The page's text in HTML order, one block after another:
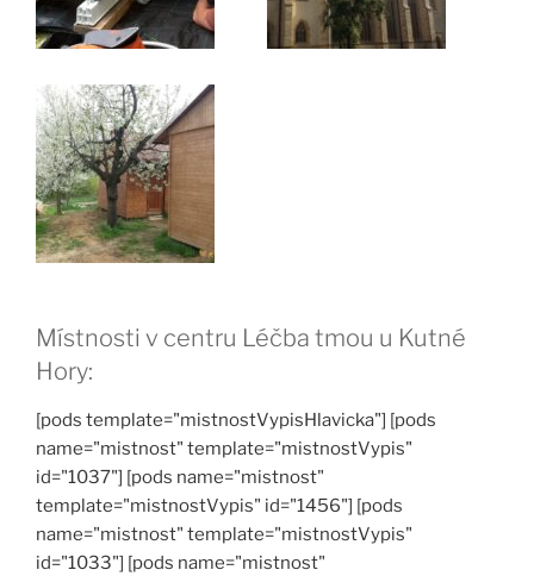
Místnosti v centru Léčba tmou u Kutné
Hory:
[pods template="mistnostVypisHlavicka"] [pods
name="mistnost" template="mistnostVypis"
id="1037"] [pods name="mistnost"
template="mistnostVypis" id="1456"] [pods
name="mistnost" template="mistnostVypis"
id="1033"] [pods name="mistnost"